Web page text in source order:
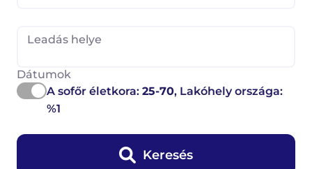
Leadás helye
Dátumok
A sofőr életkora:25-70, Lakóhely országa:
%1
Keresés